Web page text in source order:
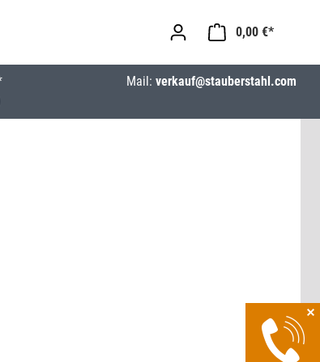
0,00 €*
Mail: verkauf@stauberstahl.com